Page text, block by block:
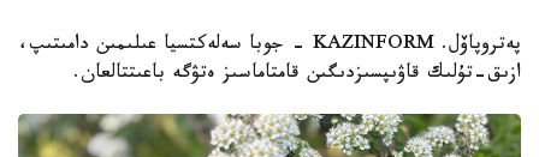
پەتروپاۆل. KAZINFORM - جوبا سەلەكتسيا عىلىمىن دامىتىپ،
ازىق-تۇلىك قاۋىپسىزدىگىن قامتاماسىز ەتۋگە باعىتتالعان.